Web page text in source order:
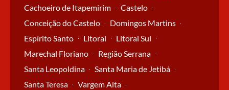
Cachoeiro de Itapemirim
Castelo
Conceição do Castelo
Domingos Martins
Espírito Santo
Litoral
Litoral Sul
Marechal Floriano
Região Serrana
Santa Leopoldina
Santa Maria de Jetibá
Santa Teresa
Vargem Alta